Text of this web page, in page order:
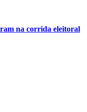
na corrida eleitoral